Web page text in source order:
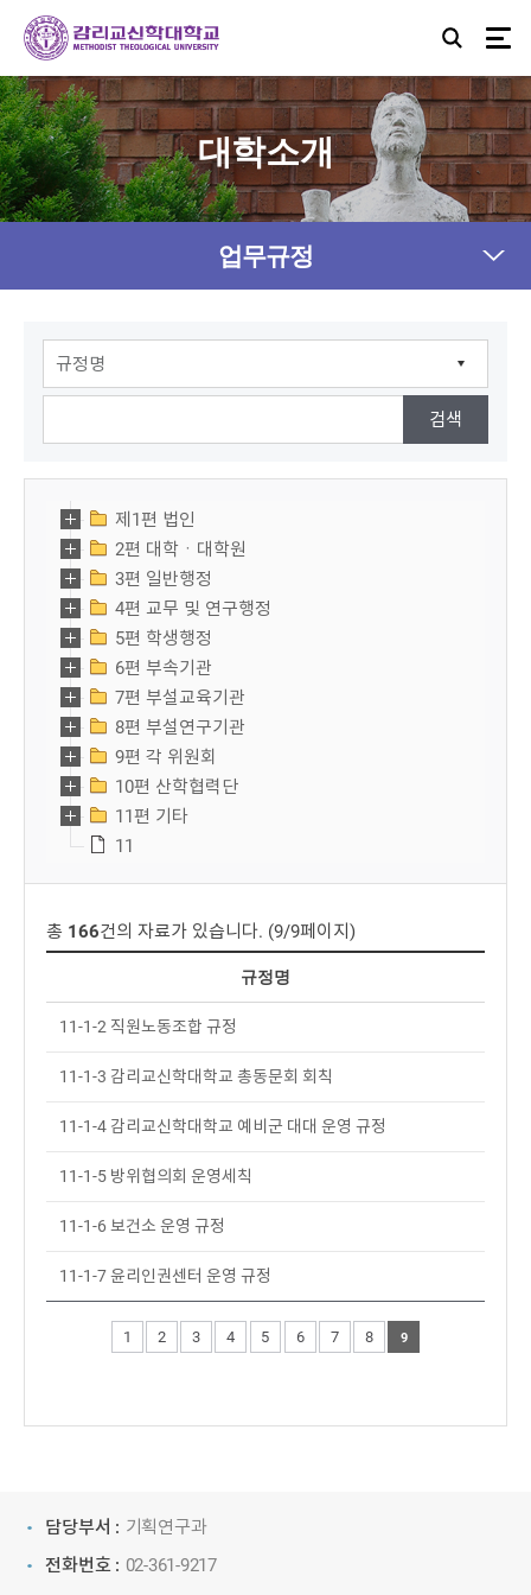
대학소개
업무규정
제1편 법인
2편 대학ㆍ대학원
3편 일반행정
4편 교무 및 연구행정
5편 학생행정
6편 부속기관
7편 부설교육기관
8편 부설연구기관
9편 각 위원회
10편 산학협력단
11편 기타
11
총 166건의 자료가 있습니다. (9/9페이지)
규정명
11-1-2 직원노동조합 규정
11-1-3 감리교신학대학교 총동문회 회칙
11-1-4 감리교신학대학교 예비군 대대 운영 규정
11-1-5 방위협의회 운영세칙
11-1-6 보건소 운영 규정
11-1-7 윤리인권센터 운영 규정
1 2 3 4 5 6 7 8 9
담당부서 : 기획연구과
전화번호 : 02-361-9217